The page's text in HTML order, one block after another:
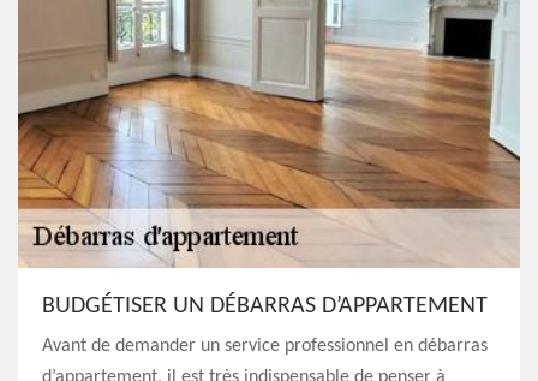
BUDGÉTISER UN DÉBARRAS D’APPARTEMENT
Avant de demander un service professionnel en débarras